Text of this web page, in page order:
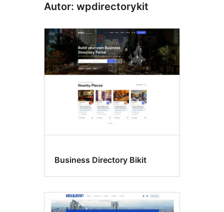
Autor: wpdirectorykit
Business Directory Bikit